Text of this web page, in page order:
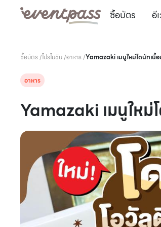
ซื้อบัตร อี
ซื้อบัตร /โปรโมชัน/อาหาร /Yamazaki เมนูใหม่โดนัทเนื้
อาหาร
Yamazaki เมนูใหม่